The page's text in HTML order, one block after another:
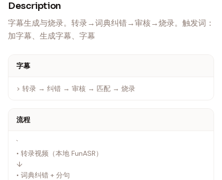
Description
字幕生成与烧录。转录→词典纠错→审核→烧录。触发词：
加字幕、生成字幕、字幕
字幕
> 转录 → 纠错 → 审核 → 匹配 → 烧录
流程
`
• 转录视频（本地 FunASR）
↓
• 词典纠错 + 分句